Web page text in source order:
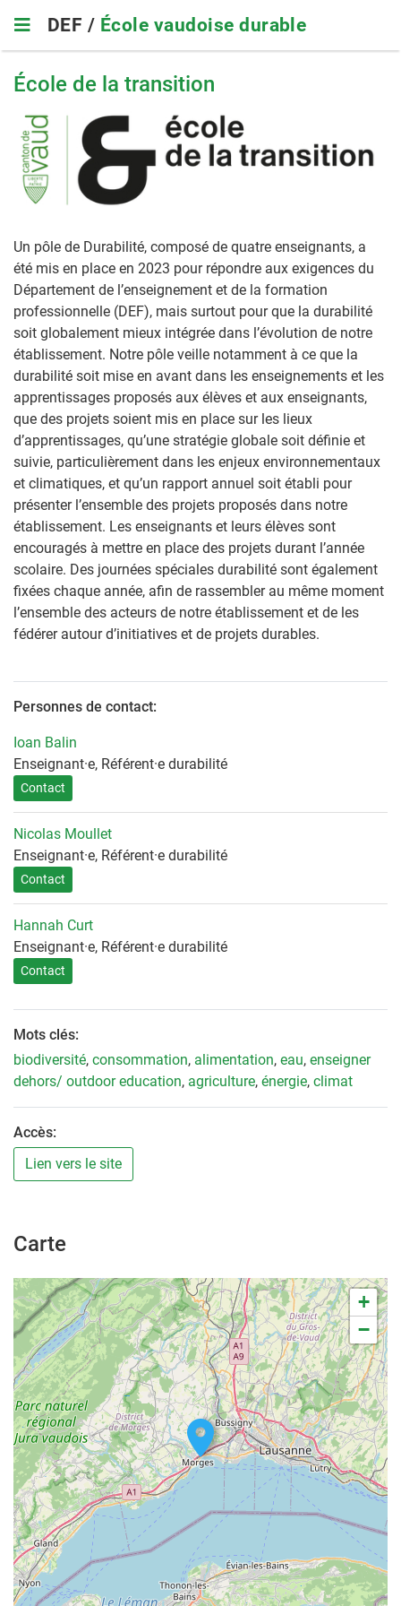
main
navigation
DEF / École vaudoise durable
École de la transition
Un pôle de Durabilité, composé de quatre enseignants, a
été mis en place en 2023 pour répondre aux exigences du
Département de l’enseignement et de la formation
professionnelle (DEF), mais surtout pour que la durabilité
soit globalement mieux intégrée dans l’évolution de notre
établissement. Notre pôle veille notamment à ce que la
durabilité soit mise en avant dans les enseignements et les
apprentissages proposés aux élèves et aux enseignants,
que des projets soient mis en place sur les lieux
d’apprentissages, qu’une stratégie globale soit définie et
suivie, particulièrement dans les enjeux environnementaux
et climatiques, et qu’un rapport annuel soit établi pour
présenter l’ensemble des projets proposés dans notre
établissement. Les enseignants et leurs élèves sont
encouragés à mettre en place des projets durant l’année
scolaire. Des journées spéciales durabilité sont également
fixées chaque année, afin de rassembler au même moment
l’ensemble des acteurs de notre établissement et de les
fédérer autour d’initiatives et de projets durables.
Personnes de contact:
Ioan Balin
Enseignant·e, Référent·e durabilité
Contact
Nicolas Moullet
Enseignant·e, Référent·e durabilité
Contact
Hannah Curt
Enseignant·e, Référent·e durabilité
Contact
Mots clés:
biodiversité, consommation, alimentation, eau, enseigner
dehors/ outdoor education, agriculture, énergie, climat
Accès:
Lien vers le site
Carte
+
−